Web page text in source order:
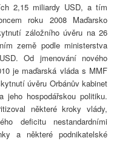
2,15 miliardy USD, a tím
roku 2008 Maďarsko
záložního úvěru na 26
země podle ministerstva
Od jmenování nového
je maďarská vláda s MMF
úvěru Orbánův kabinet
hospodářskou politiku.
některé kroky vlády,
deficitu nestandardními
a některé podnikatelské